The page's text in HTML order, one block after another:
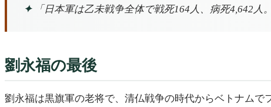
✦「日本軍は乙未戦争全体で戦死164人、病死4,642人
劉永福の最後
劉永福は黒旗軍の老将で、清仏戦争の時代からベトナムで